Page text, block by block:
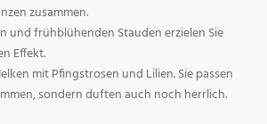
zusammen.
und frühblühenden Stauden erzielen Sie
Effekt.
mit Pfingstrosen und Lilien. Sie passen
sondern duften auch noch herrlich.